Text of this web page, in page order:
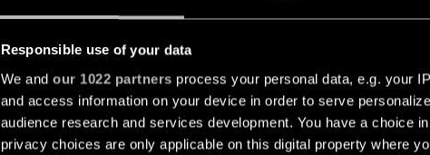
Responsible use of your data
We and our 1022 partners process your personal data, e.g. your
and access information on your device in order to serve
audience research and services development. You have a choice
privacy choices are only applicable on this digital property where